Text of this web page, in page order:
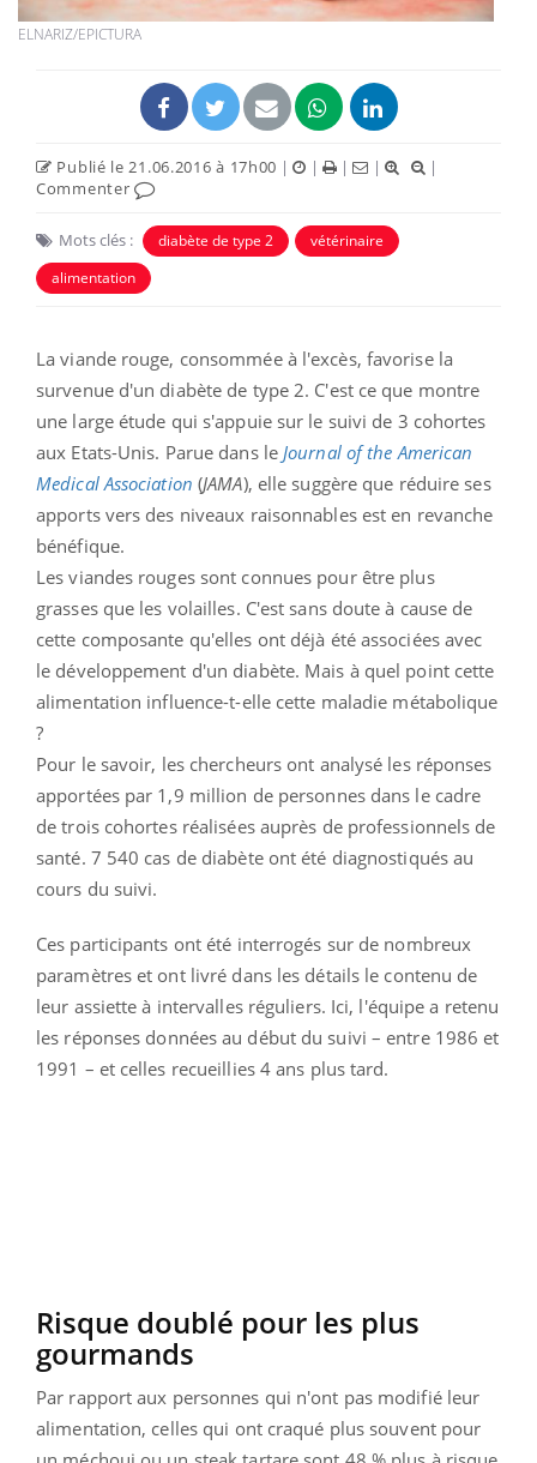
ELNARIZ/EPICTURA
Publié le 21.06.2016 à 17h00 | | | |
|
Commenter
Mots clés : diabète de type 2
vétérinaire
alimentation
La viande rouge, consommée à l'excès, favorise la
survenue d'un diabète de type 2. C'est ce que montre
une large étude qui s'appuie sur le suivi de 3 cohortes
aux Etats-Unis. Parue dans leJournal of the American
Medical Association (JAMA), elle suggère que réduire ses
apports vers des niveaux raisonnables est en revanche
bénéfique.
Les viandes rouges sont connues pour être plus
grasses que les volailles. C'est sans doute à cause de
cette composante qu'elles ont déjà été associées avec
le développement d'un diabète. Mais à quel point cette
alimentation influence-t-elle cette maladie métabolique
?
Pour le savoir, les chercheurs ont analysé les réponses
apportées par 1,9 million de personnes dans le cadre
de trois cohortes réalisées auprès de professionnels de
santé. 7 540 cas de diabète ont été diagnostiqués au
cours du suivi.
Ces participants ont été interrogés sur de nombreux
paramètres et ont livré dans les détails le contenu de
leur assiette à intervalles réguliers. Ici, l'équipe a retenu
les réponses données au début du suivi – entre 1986 et
1991 – et celles recueillies 4 ans plus tard.
Risque doublé pour les plus
gourmands
Par rapport aux personnes qui n'ont pas modifié leur
alimentation, celles qui ont craqué plus souvent pour